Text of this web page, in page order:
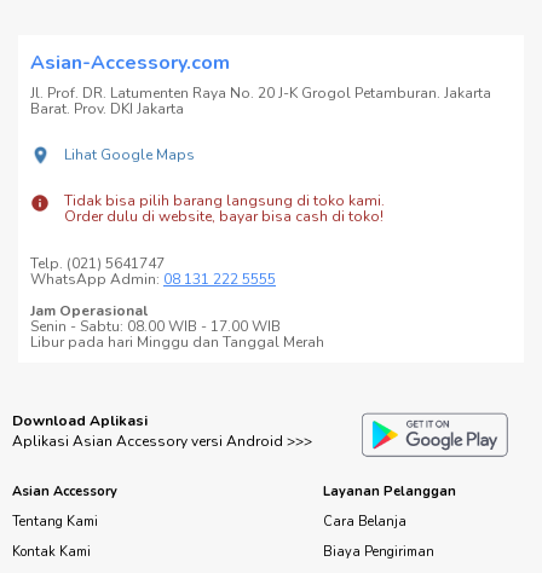
Asian-Accessory.com
Jl. Prof. DR. Latumenten Raya No. 20 J-K Grogol Petamburan. Jakarta
Barat. Prov. DKI Jakarta
Lihat Google Maps
Tidak bisa pilih barang langsung di toko kami.
Order dulu di website, bayar bisa cash di toko!
Telp. (021) 5641747
WhatsApp Admin: 08 131 222 5555
Jam Operasional
Senin - Sabtu: 08.00 WIB - 17.00 WIB
Libur pada hari Minggu dan Tanggal Merah
Download Aplikasi
Aplikasi Asian Accessory versi Android >>>
Asian Accessory
Tentang Kami
Kontak Kami
Layanan Pelanggan
Cara Belanja
Biaya Pengiriman